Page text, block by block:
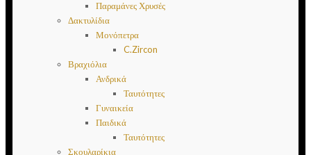
Παραμάνες Χρυσές
Δακτυλίδια
Μονόπετρα
C.Zircon
Βραχιόλια
Ανδρικά
Ταυτότητες
Γυναικεία
Παιδικά
Ταυτότητες
Σκουλαρίκια